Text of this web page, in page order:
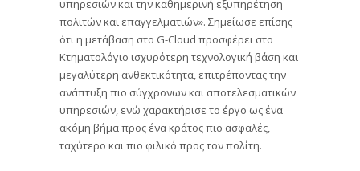
υπηρεσιών και την καθημερινή εξυπηρέτηση
πολιτών και επαγγελματιών». Σημείωσε επίσης
ότι η μετάβαση στο G-Cloud προσφέρει στο
Κτηματολόγιο ισχυρότερη τεχνολογική βάση και
μεγαλύτερη ανθεκτικότητα, επιτρέποντας την
ανάπτυξη πιο σύγχρονων και αποτελεσματικών
υπηρεσιών, ενώ χαρακτήρισε το έργο ως ένα
ακόμη βήμα προς ένα κράτος πιο ασφαλές,
ταχύτερο και πιο φιλικό προς τον πολίτη.